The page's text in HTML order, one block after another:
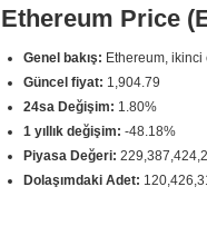
Ethereum Price
Genel bakış: Ethereum, ikinci
Güncel fiyat: 1,904.79
24sa Değişim: 1.80%
1 yıllık değişim: -48.18%
Piyasa Değeri:
Dolaşımdaki Adet: